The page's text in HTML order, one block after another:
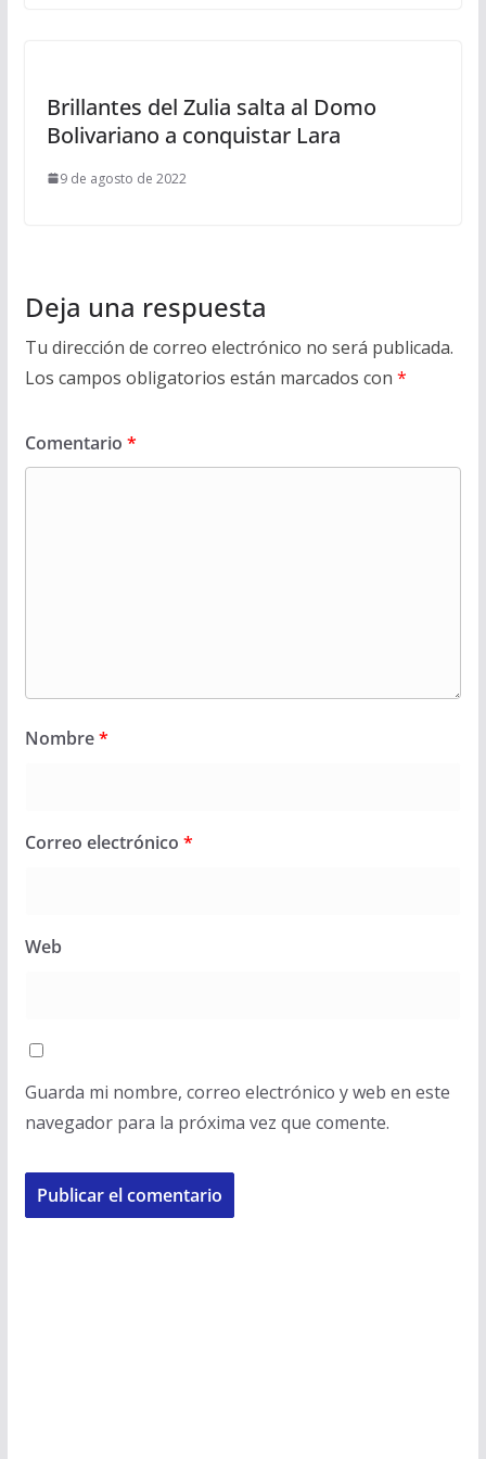
Brillantes del Zulia salta al Domo
Bolivariano a conquistar Lara
9 de agosto de 2022
Deja una respuesta
Tu dirección de correo electrónico no será publicada.
Los campos obligatorios están marcados con *
Comentario *
Nombre*
Correo electrónico *
Web
Guarda mi nombre, correo electrónico y web en este
navegador para la próxima vez que comente.